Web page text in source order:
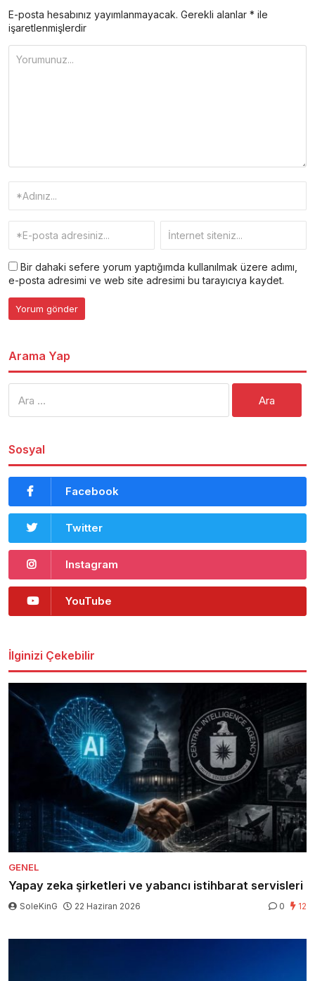
E-posta hesabınız yayımlanmayacak. Gerekli alanlar * ile
işaretlenmişlerdir
Bir dahaki sefere yorum yaptığımda kullanılmak üzere adımı,
e-posta adresimi ve web site adresimi bu tarayıcıya kaydet.
Arama Yap
Sosyal
Facebook
Twitter
Instagram
YouTube
İlginizi Çekebilir
GENEL
Yapay zeka şirketleri ve yabancı istihbarat servisleri
SoleKinG 22 Haziran 2026 0 12